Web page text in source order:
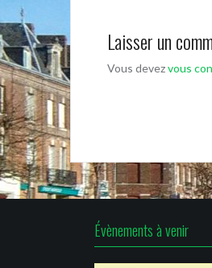
Laisser un
Vous devezvous
Évènements à venir